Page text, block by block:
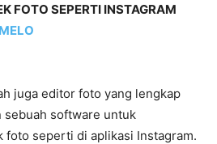
FOTO SEPERTI INSTAGRAM
juga editor foto yang lengkap
sebuah software untuk
foto seperti di aplikasi Instagram.